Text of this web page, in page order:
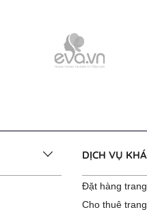
DỊCH VỤ
Đặt hàng
Cho thuê